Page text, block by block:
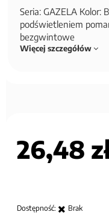
Seria: GAZELA Kolor:
podświetleniem
bezgwintowe
Więcej szczegółów
26,48
Dostępność: Brak